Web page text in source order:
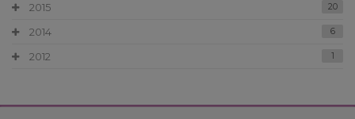
2015 20
2014 6
2012 1